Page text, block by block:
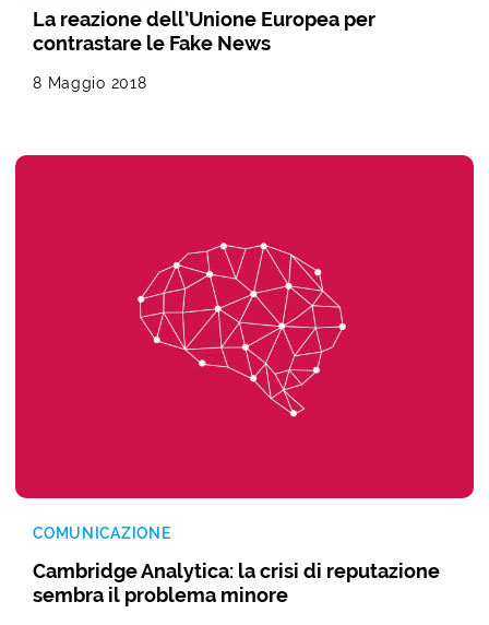
La reazione dell’Unione Europea per
contrastare le Fake News
8 Maggio 2018
COMUNICAZIONE
Cambridge Analytica: la crisi di reputazione
sembra il problema minore